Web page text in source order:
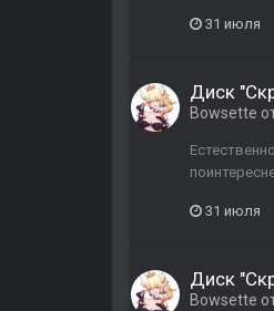
31 июля
Диск
Bowsette
31 июля
Диск
Bowsette